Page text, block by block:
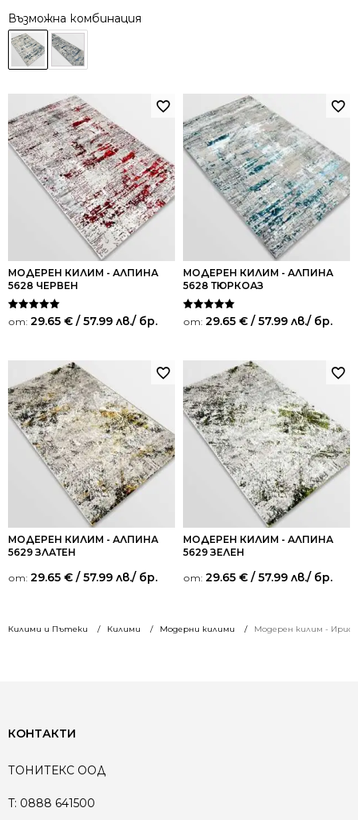
Килими и Пътеки Килими Модерни килими Модерен килим - Ирис
Възможна комбинация
МОДЕРЕН КИЛИМ - АЛПИНА
5628 ЧЕРВЕН
Оценено на
5.00
от: 29.65 € / 57.99 лв./ бр.
МОДЕРЕН КИЛИМ - АЛПИНА
5628 ТЮРКОАЗ
Оценено на
5.00
от: 29.65 € / 57.99 лв./ бр.
МОДЕРЕН КИЛИМ - АЛПИНА
5629 ЗЛАТЕН
от: 29.65 € / 57.99 лв./ бр.
МОДЕРЕН КИЛИМ - АЛПИНА
5629 ЗЕЛЕН
от: 29.65 € / 57.99 лв./ бр.
КОНТАКТИ
ТОНИТЕКС ООД
T: 0888 641500